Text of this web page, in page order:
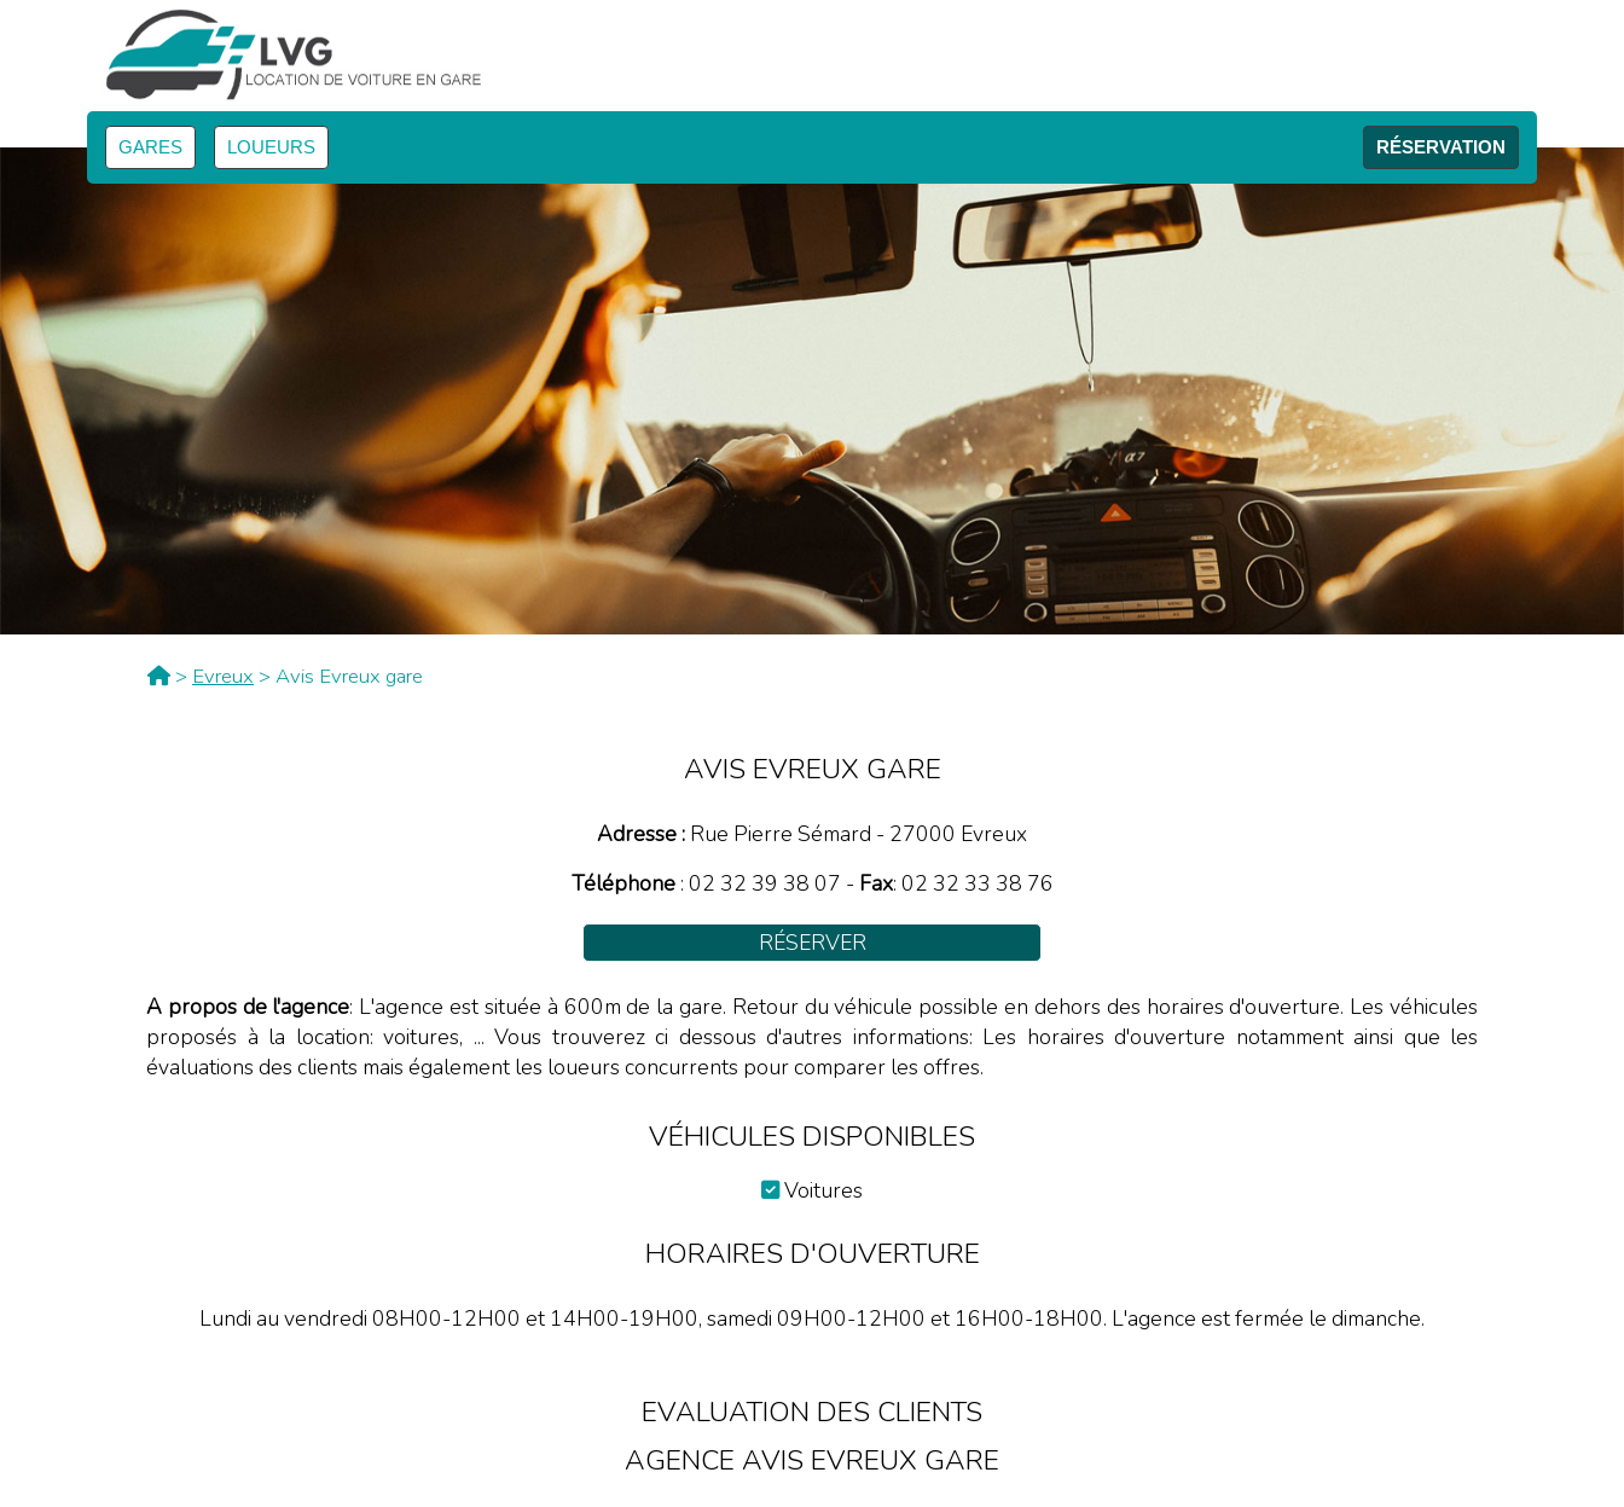
GARES LOUEURS RÉSERVATION
> Evreux > Avis Evreux gare
AVIS EVREUX GARE
Adresse : Rue Pierre Sémard - 27000 Evreux
Téléphone: 02 32 39 38 07 - Fax: 02 32 33 38 76
RÉSERVER
A propos de l'agence: L'agence est située à 600m de la gare. Retour du véhicule possible en dehors des horaires d'ouverture. Les véhicules
proposés à la location: voitures, ... Vous trouverez ci dessous d'autres informations: Les horaires d'ouverture notamment ainsi que les
évaluations des clients mais également les loueurs concurrents pour comparer les offres.
VÉHICULES DISPONIBLES
Voitures
HORAIRES D'OUVERTURE
Lundi au vendredi 08H00-12H00 et 14H00-19H00, samedi 09H00-12H00 et 16H00-18H00. L'agence est fermée le dimanche.
EVALUATION DES CLIENTS
AGENCE AVIS EVREUX GARE